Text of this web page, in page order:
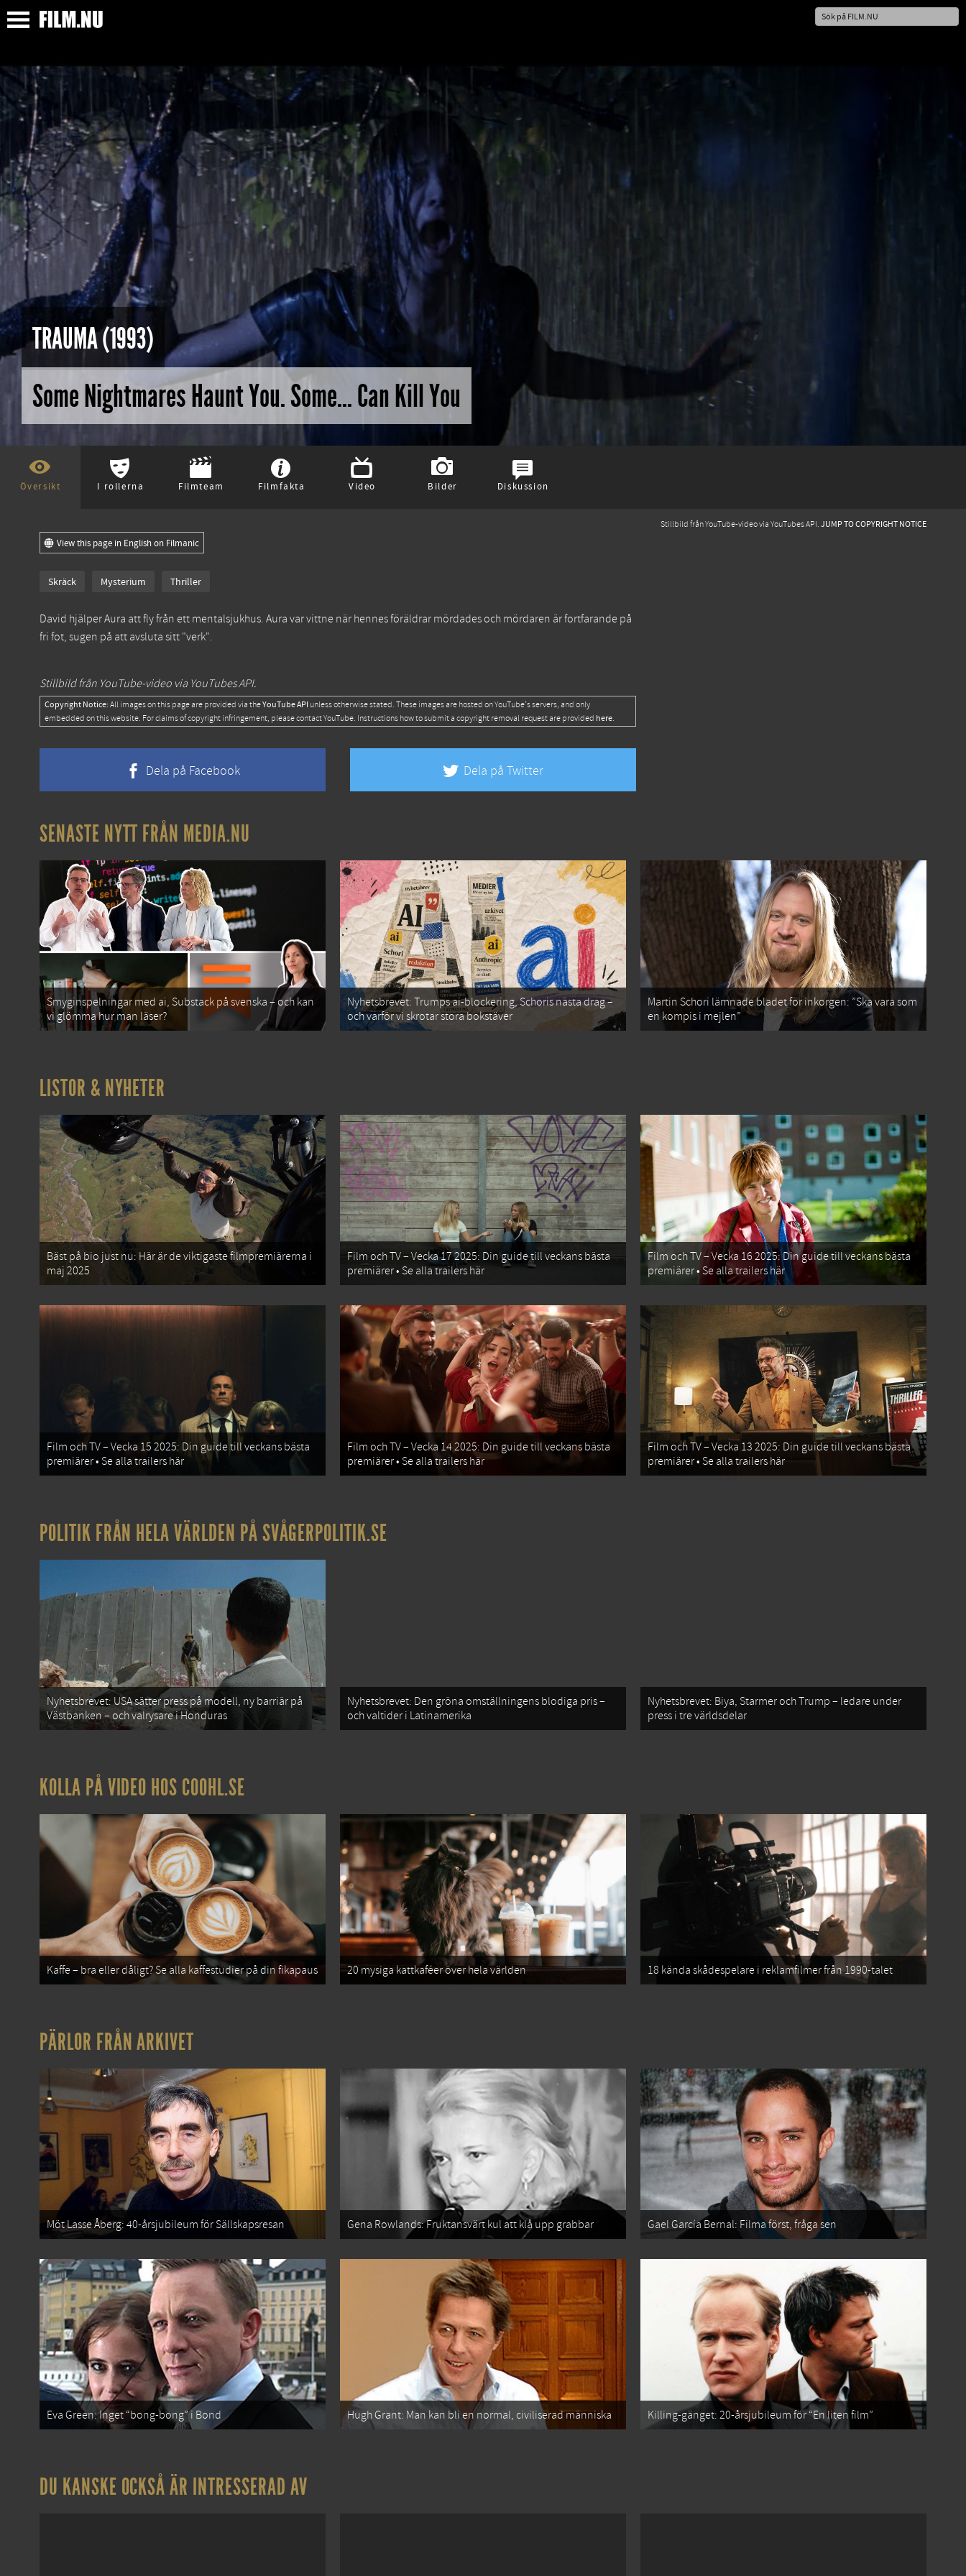
TRAUMA (1993)
Some Nightmares Haunt You. Some... Can Kill You
Översikt I rollerna Filmteam Filmfakta Video Bilder Diskussion
Stillbild från YouTube-video via YouTubes API. JUMP TO COPYRIGHT NOTICE
View this page in English on Filmanic
Skräck Mysterium Thriller
David hjälper Aura att fly från ett mentalsjukhus. Aura var vittne när hennes föräldrar mördades och mördaren är fortfarande på
fri fot, sugen på att avsluta sitt "verk".
Stillbild från YouTube-video via YouTubes API.
Copyright Notice: All images on this page are provided via theYouTube API unless otherwise stated. These images are hosted on YouTube's servers, and only
embedded on this website. For claims of copyright infringement, please contact YouTube. Instructions how to submit a copyright removal request are provided here.
Dela på Facebook Dela på Twitter
SENASTE NYTT FRÅN MEDIA.NU
Smyginspelningar med ai, Substack på svenska – och kan
vi glömma hur man läser?
Nyhetsbrevet: Trumps ai-blockering, Schoris nästa drag –
och varför vi skrotar stora bokstäver
Martin Schori lämnade bladet för inkorgen: ”Ska vara som
en kompis i mejlen”
LISTOR & NYHETER
Bäst på bio just nu: Här är de viktigaste filmpremiärerna i
maj 2025
Film och TV – Vecka 17 2025: Din guide till veckans bästa
premiärer • Se alla trailers här
Film och TV – Vecka 16 2025: Din guide till veckans bästa
premiärer • Se alla trailers här
Film och TV – Vecka 15 2025: Din guide till veckans bästa
premiärer • Se alla trailers här
Film och TV – Vecka 14 2025: Din guide till veckans bästa
premiärer • Se alla trailers här
Film och TV – Vecka 13 2025: Din guide till veckans bästa
premiärer • Se alla trailers här
POLITIK FRÅN HELA VÄRLDEN PÅ SVÅGERPOLITIK.SE
Nyhetsbrevet: USA sätter press på modell, ny barriär på
Västbanken – och valrysare i Honduras
Nyhetsbrevet: Den gröna omställningens blodiga pris –
och valtider i Latinamerika
Nyhetsbrevet: Biya, Starmer och Trump – ledare under
press i tre världsdelar
KOLLA PÅ VIDEO HOS COOHL.SE
Kaffe – bra eller dåligt? Se alla kaffestudier på din fikapaus 20 mysiga kattkaféer över hela världen 18 kända skådespelare i reklamfilmer från 1990-talet
PÄRLOR FRÅN ARKIVET
Möt Lasse Åberg: 40-årsjubileum för Sällskapsresan Gena Rowlands: Fruktansvärt kul att klå upp grabbar Gael García Bernal: Filma först, fråga sen
Eva Green: Inget “bong-bong” i Bond Hugh Grant: Man kan bli en normal, civiliserad människa Killing-gänget: 20-årsjubileum för “En liten film”
DU KANSKE OCKSÅ ÄR INTRESSERAD AV